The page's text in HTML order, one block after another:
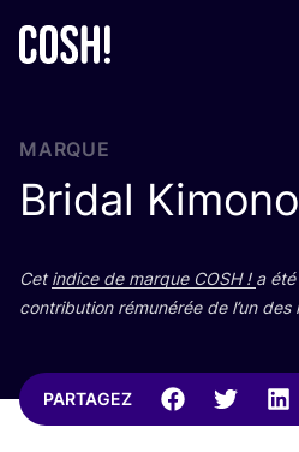
MARQUE
Bridal Kimono
Cetindice de marque COSH! a
contri­bu­tion rému­né­rée de l’un
PARTAGEZ